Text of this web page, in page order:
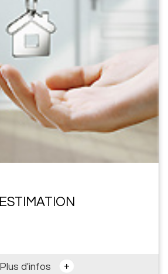
ESTIMATION
Plus d'infos +